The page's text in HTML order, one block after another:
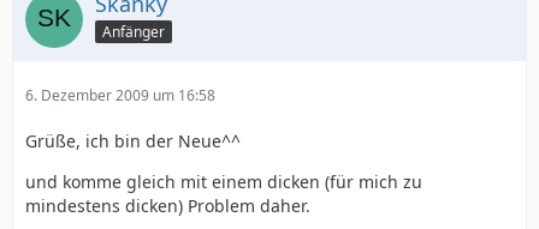
Anfänger
6. Dezember 2009 um 16:58
Grüße, ich bin der Neue^^
und komme gleich mit einem dicken (für mich zu
mindestens dicken) Problem daher.